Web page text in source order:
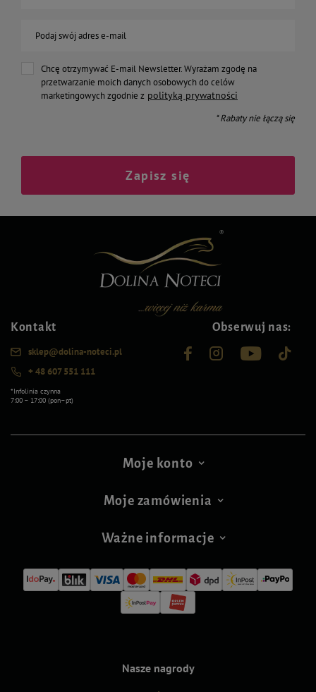
Podaj swój adres e-mail
Chcę otrzymywać E-mail Newsletter. Wyrażam zgodę na
przetwarzanie moich danych osobowych do celów
marketingowych zgodnie z polityką prywatności
* Rabaty nie łączą się
Zapisz się
Kontakt
sklep@dolina-noteci.pl
+ 48 607 551 111
*Infolinia czynna
7:00 – 17:00 (pon–pt)
Obserwuj nas:
Moje konto
Moje zamówienia
Ważne informacje
Nasze nagrody